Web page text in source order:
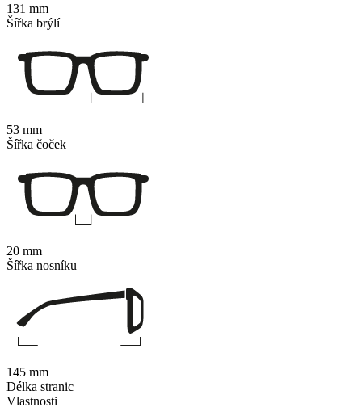
Vlastnosti
131 mm
Šířka brýlí
53 mm
Šířka čoček
20 mm
Šířka nosníku
145 mm
Délka stranic